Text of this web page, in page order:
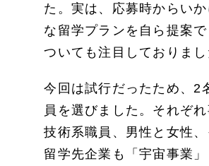
た。実は、応募時からい
な留学プランを自ら提案で
ついても注目しておりまし
今回は試行だったため、2
員を選びました。それぞれ
技術系職員、男性と女性、
留学先企業も「宇宙事業